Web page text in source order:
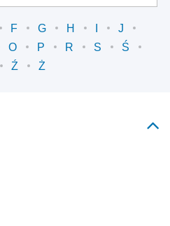
F G H
J
O P R S
Ś
Ź Ż